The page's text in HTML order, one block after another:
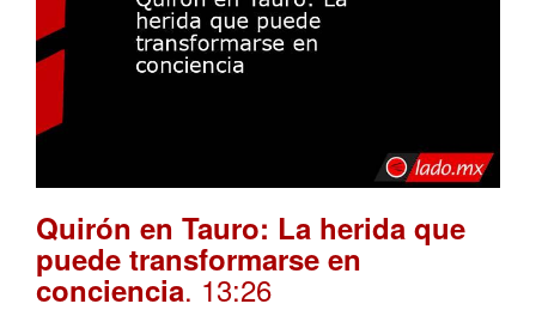
Quirón en Tauro: La herida que
puede transformarse en
conciencia. 13:26